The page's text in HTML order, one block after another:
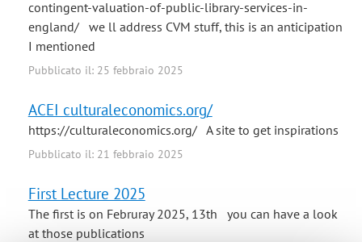
contingent-valuation-of-public-library-services-in-
england/ we ll address CVM stuff, this is an anticipation
I mentioned
Pubblicato il: 25 febbraio 2025
ACEI culturaleconomics.org/
https://culturaleconomics.org/ A site to get inspirations
Pubblicato il: 21 febbraio 2025
First Lecture 2025
The first is on Februray 2025, 13th you can have a look
at those publications